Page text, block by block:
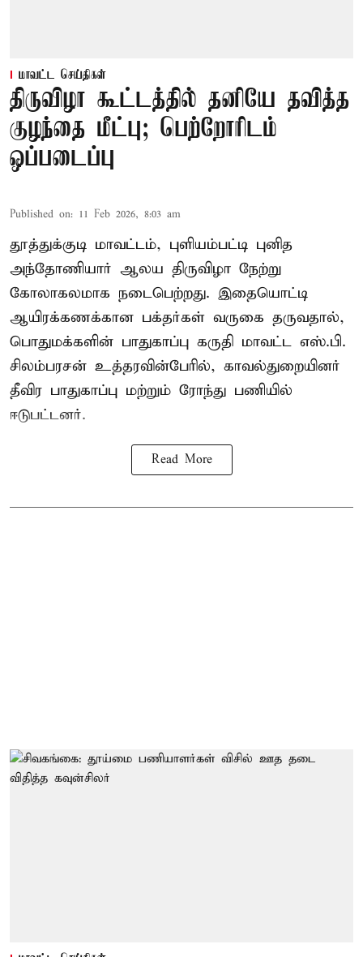
மாவட்ட செய்திகள்
திருவிழா கூட்டத்தில் தனியே தவித்த
குழந்தை மீட்பு; பெற்றோரிடம்
ஒப்படைப்பு
Published on: 11 Feb 2026, 8:03 am
தூத்துக்குடி மாவட்டம், புளியம்பட்டி புனித
அந்தோணியார் ஆலய திருவிழா நேற்று
கோலாகலமாக நடைபெற்றது. இதையொட்டி
ஆயிரக்கணக்கான பக்தர்கள் வருகை தருவதால்,
பொதுமக்களின் பாதுகாப்பு கருதி மாவட்ட எஸ்.பி.
சிலம்பரசன் உத்தரவின்பேரில், காவல்துறையினர்
தீவிர பாதுகாப்பு மற்றும் ரோந்து பணியில்
ஈடுபட்டனர்.
Read More